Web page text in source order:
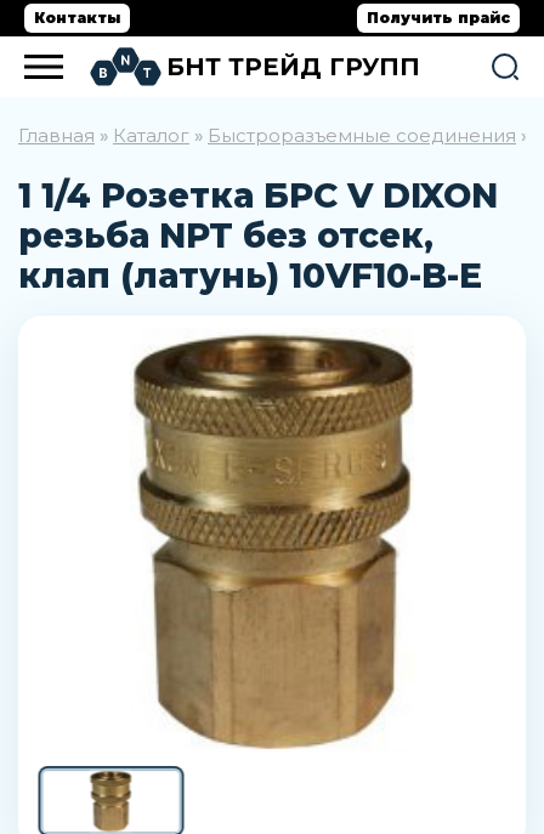
Контакты Получить прайс
БНТ ТРЕЙД ГРУПП
Главная » Каталог » Быстроразъемные соединения »
1 1/4 Розетка БРС V DIXON
резьба NPT без отсек,
клап (латунь) 10VF10-B-E